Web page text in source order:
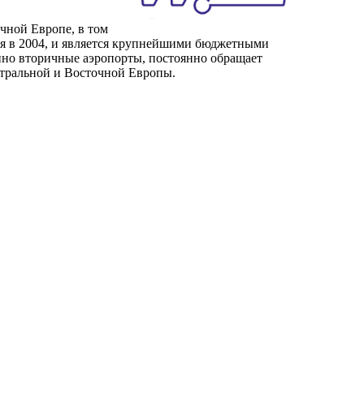
Европе, в том
в 2004, и является крупнейшими бюджетными
вторичные аэропорты, постоянно обращает
и Восточной Европы.